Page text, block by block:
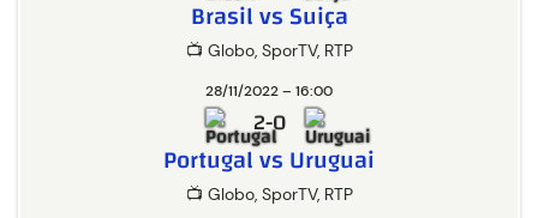
📺 Globo, SporTV, RTP
Brasil vs Suiça
28/11/2022 – 16:00
📺 Globo, SporTV, RTP
2-0
Portugal vs Uruguai